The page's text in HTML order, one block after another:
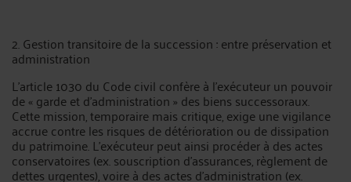
2. Gestion transitoire de la succession : entre préservation et
administration
L’article 1030 du Code civil confère à l’exécuteur un pouvoir
de « garde et d’administration » des biens successoraux.
Cette mission, temporaire mais critique, exige une vigilance
accrue contre les risques de détérioration ou de dissipation
du patrimoine. L’exécuteur peut ainsi procéder à des actes
conservatoires (ex. souscription d’assurances, règlement de
dettes urgentes), voire à des actes d’administration (ex.